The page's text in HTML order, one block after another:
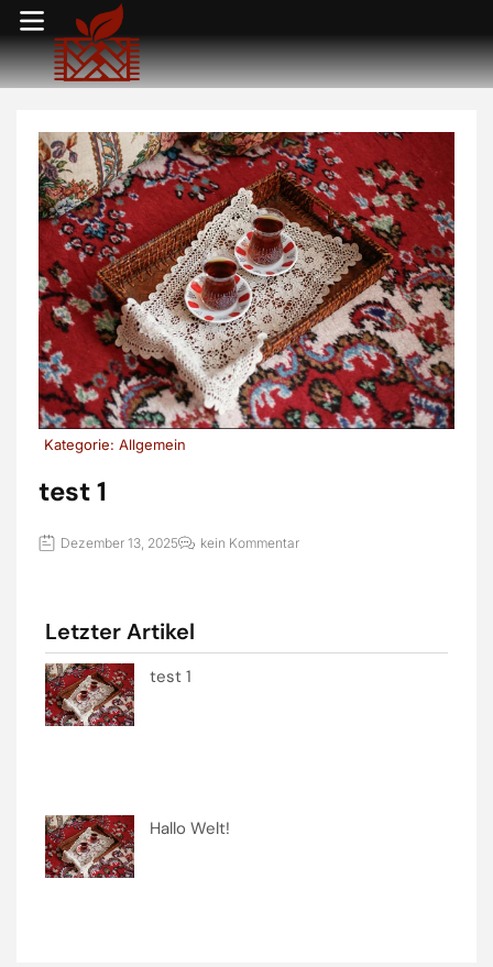
Kategorie: Allgemein
test 1
Dezember 13, 2025 kein Kommentar
Letzter Artikel
test 1
Hallo Welt!